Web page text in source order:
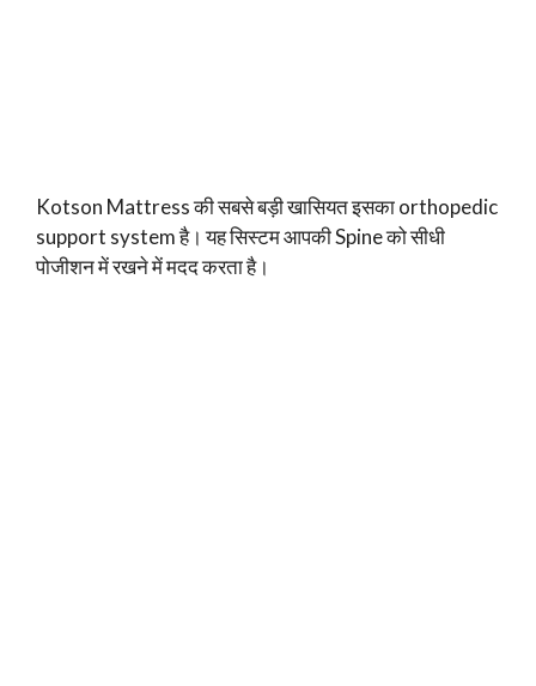
Kotson Mattress की सबसे बड़ी खासियत इसका orthopedic
support system है। यह सिस्टम आपकी Spine को सीधी
पोजीशन में रखने में मदद करता है।